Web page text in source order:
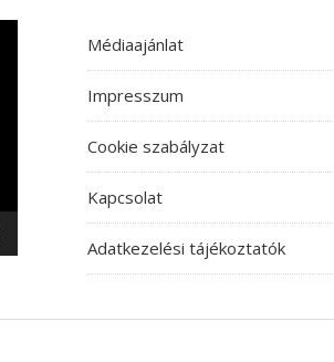
Médiaajánlat
Impresszum
Cookie szabályzat
Kapcsolat
Adatkezelési tájékoztatók